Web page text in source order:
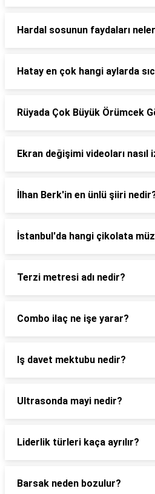
Hardal sosunun faydaları
Hatay en çok hangi aylarda
Rüyada Çok Büyük Örümcek
Ekran değişimi videoları nasıl
İlhan Berk'in en ünlü şiiri
İstanbul'da hangi çikolata
Terzi metresi adı nedir?
Combo ilaç ne işe yarar?
Iş davet mektubu nedir?
Ultrasonda mayi nedir?
Liderlik türleri kaça ayrılır?
Barsak neden bozulur?